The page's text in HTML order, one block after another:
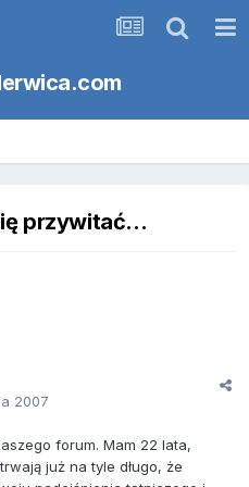
przywitać...
2007
forum. Mam 22 lata,
już na tyle długo, że